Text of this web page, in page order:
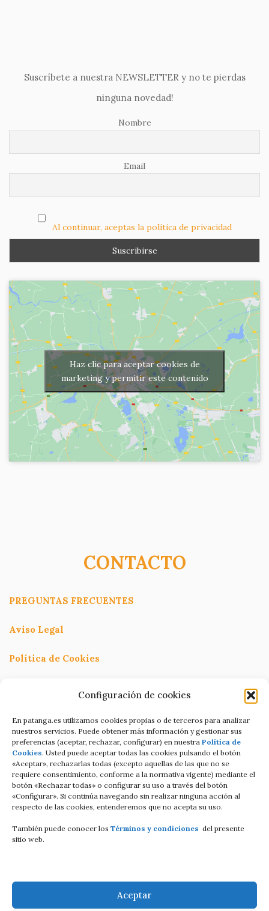
Configuración de cookies
En patanga.es utilizamos cookies propias o de terceros para analizar
nuestros servicios. Puede obtener más información y gestionar sus
preferencias (aceptar, rechazar, configurar) en nuestra Política de
Cookies. Usted puede aceptar todas las cookies pulsando el botón
«Aceptar», rechazarlas todas (excepto aquellas de las que no se
requiere consentimiento, conforme a la normativa vigente) mediante el
botón «Rechazar todas» o configurar su uso a través del botón
«Configurar». Si continúa navegando sin realizar ninguna acción al
respecto de las cookies, entenderemos que no acepta su uso.
También puede conocer los Términos y condiciones del presente
sitio web.
Aceptar
Suscríbete a nuestra NEWSLETTER y no te pierdas
ninguna novedad!
Nombre
Email
Al continuar, aceptas la política de privacidad
Haz clic para aceptar cookies de
marketing y permitir este contenido
CONTACTO
PREGUNTAS FRECUENTES
Aviso Legal
Política de Cookies
Términos y condiciones
Condiciones de contratación Online
C/Altamira baja 8
Luanco Asturias ESPAÑA
Tell: +34 687821858
Email: info@patanga.es